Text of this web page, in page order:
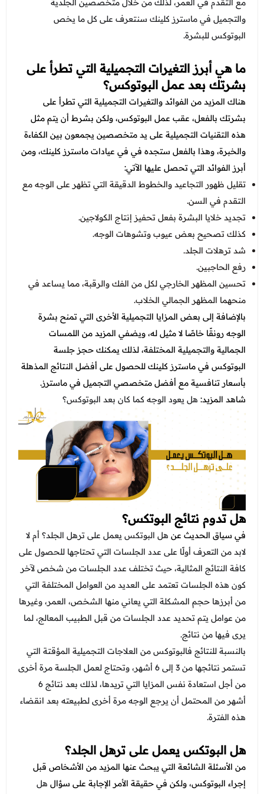
عروض العناية بالشعر
عروض الرجال
عروض جراحات التجميل
عروض قسم الطوارئ
عروض المختبر
عروض الاشعة
عروض الباطنة
عروض العظام
عروض الانف والاذن والحنجرة
عروض العلاج الطبيعي
مع التقدم في العمر، لذلك من خلال متخصصين الجلدية
والتجميل في ماسترز كلينك سنتعرف على كل ما يخص
البوتوكس للبشرة.
ما هي أبرز التغيرات التجميلية التي تطرأ على
بشرتك بعد عمل البوتوكس؟
هناك المزيد من الفوائد والتغيرات التجميلية التي تطرأ على
بشرتك بالفعل، عقب عمل البوتوكس، ولكن بشرط أن يتم مثل
هذه التقنيات التجميلية على يد متخصصين يجمعون بين الكفاءة
والخبرة، وهذا بالفعل ستجده في في عيادات ماسترز كلينك، ومن
أبرز الفوائد التي تحصل عليها الآتي:
تقليل ظهور التجاعيد والخطوط الدقيقة التي تظهر على الوجه مع
التقدم في السن.
تجديد خلايا البشرة بفعل تحفيز إنتاج الكولاجين.
كذلك تصحيح بعض عيوب وتشوهات الوجه.
شد ترهلات الجلد.
رفع الحاجبين.
تحسين المظهر الخارجي لكل من الفك والرقبة، مما يساعد في
منحهما المظهر الجمالي الخلاب.
بالإضافة إلى بعض المزايا التجميلية الأخرى التي تمنح بشرة
الوجه رونقًا خاصًا لا مثيل له، ويضفي المزيد من اللمسات
الجمالية والتجميلية المختلفة، لذلك يمكنك حجز جلسة
البوتوكس في ماسترز كلينك للحصول على أفضل النتائج المذهلة
بأسعار تنافسية مع أفضل متخصصي التجميل في ماسترز.
شاهد المزيد:هل يعود الوجه كما كان بعد البوتوكس؟
هل تدوم نتائج البوتكس؟
في سياق الحديث عنهل البوتكس يعمل على ترهل الجلد؟ أم لا
لابد من التعرف أولًا على عدد الجلسات التي تحتاجها للحصول على
كافة النتائج المثالية، حيث تختلف عدد الجلسات من شخص لآخر
كون هذه الجلسات تعتمد على العديد من العوامل المختلفة التي
من أبرزها حجم المشكلة التي يعاني منها الشخص، العمر، وغيرها
من عوامل يتم تحديد عدد الجلسات من قبل الطبيب المعالج، لما
يرى فيها من نتائج.
بالنسبة للنتائج فالبوتوكس من العلاجات التجميلية المؤقتة التي
تستمر نتائجها من 3 إلى 6 أشهر، وتحتاج لعمل الجلسة مرة أخرى
من أجل استعادة نفس المزايا التي تريدها، لذلك بعد نتائج 6
أشهر من المحتمل أن يرجع الوجه مرة أخرى لطبيعته بعد انقضاء
هذه الفترة.
هل البوتكس يعمل على ترهل الجلد؟
من الأسئلة الشائعة التي يبحث عنها المزيد من الأشخاص قبل
إجراء البوتوكس، ولكن في حقيقة الأمر الإجابة على سؤالهل